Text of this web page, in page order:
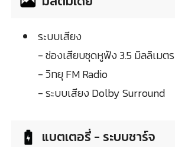
ระบบเสียง
- ช่องเสียบชุดหูฟัง 3.5 มิลลิเมตร
- วิทยุ FM Radio
- ระบบเสียง Dolby Surround
แบตเตอรี่ - ระบบชาร์จ